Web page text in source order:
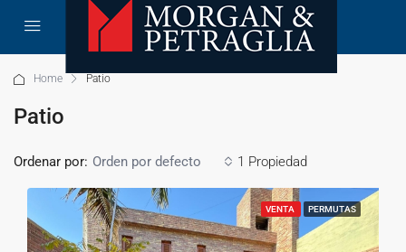
Home Patio
Patio
1 Propiedad
Ordenar por: Orden por defecto
VENTA PERMUTAS